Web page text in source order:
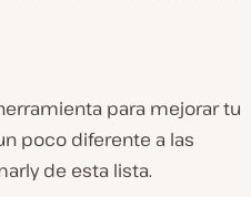
para mejorar tu
poco diferente a las
de esta lista.